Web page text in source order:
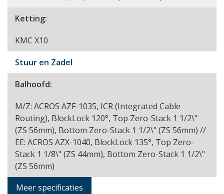
Ketting:
KMC X10
Stuur en Zadel
Balhoofd:
M/Z: ACROS AZF-1035, ICR (Integrated Cable
Routing), BlockLock 120°, Top Zero-Stack 1 1/2\"
(ZS 56mm), Bottom Zero-Stack 1 1/2\" (ZS 56mm) //
EE: ACROS AZX-1040, BlockLock 135°, Top Zero-
Stack 1 1/8\" (ZS 44mm), Bottom Zero-Stack 1 1/2\"
(ZS 56mm)
Meer specificaties